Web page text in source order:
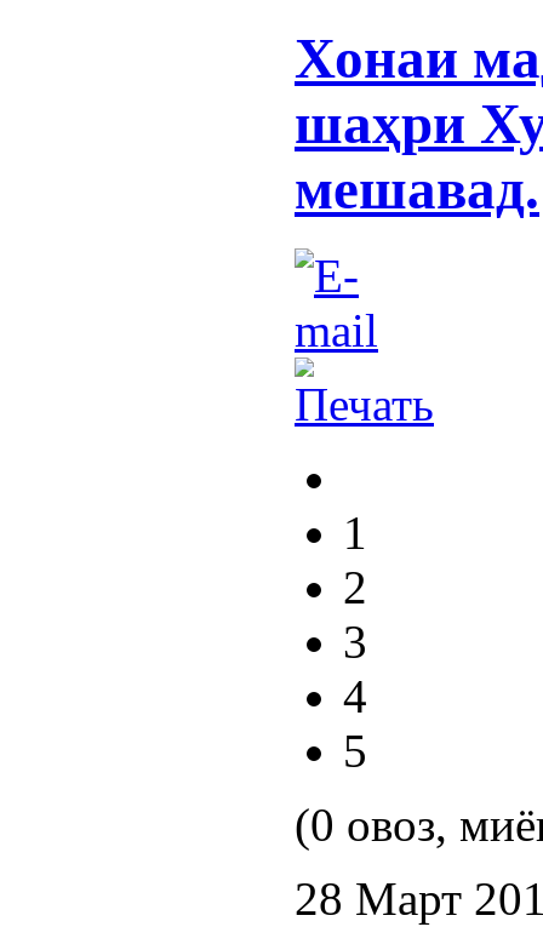
Хонаи
шаҳри
мешавад.
1
2
3
4
5
(0 овоз,
28 Март